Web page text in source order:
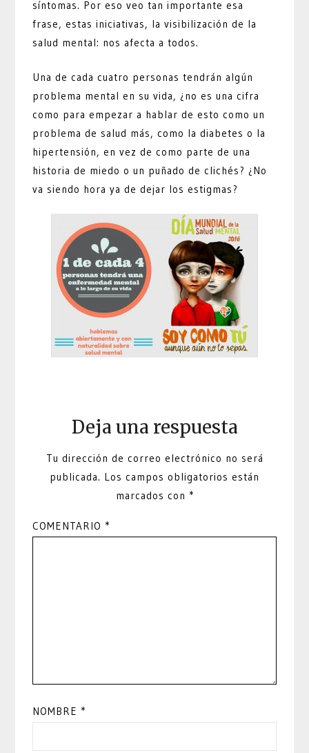
síntomas. Por eso veo tan importante esa
frase, estas iniciativas, la visibilización de la
salud mental: nos afecta a todos.
Una de cada cuatro personas tendrán algún
problema mental en su vida, ¿no es una cifra
como para empezar a hablar de esto como un
problema de salud más, como la diabetes o la
hipertensión, en vez de como parte de una
historia de miedo o un puñado de clichés? ¿No
va siendo hora ya de dejar los estigmas?
Deja una respuesta
Tu dirección de correo electrónico no será
publicada. Los campos obligatorios están
marcados con *
COMENTARIO *
NOMBRE *